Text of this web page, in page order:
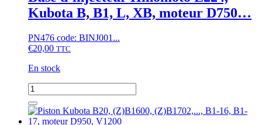
Kubota B, B1, L, XB, moteur D750…
PN476 code: BINJ001...
€20,00 TTC
En stock
quantité
de
Buse
d'injecteur